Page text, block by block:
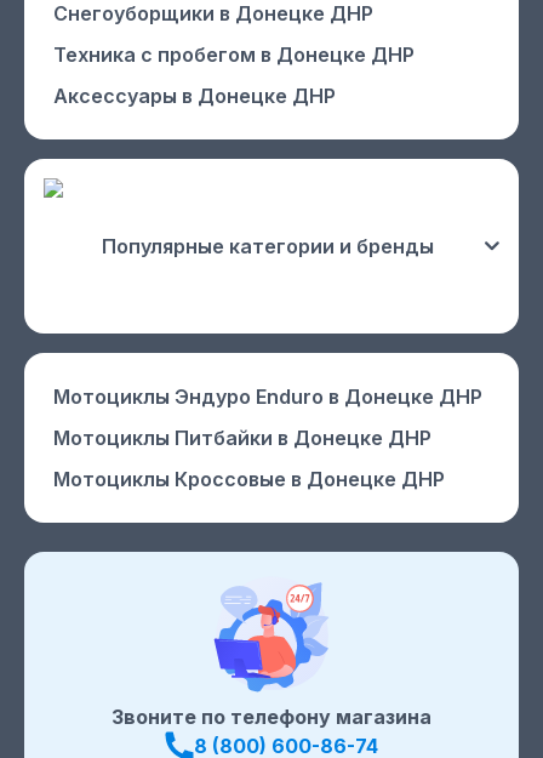
Звоните по телефону магазина
8 (800) 600-86-74
Снегоуборщики в Донецке ДНР
Техника с пробегом в Донецке ДНР
Аксессуары в Донецке ДНР
Популярные категории и бренды
Мотоциклы Эндуро Enduro в Донецке ДНР
Мотоциклы Питбайки в Донецке ДНР
Мотоциклы Кроссовые в Донецке ДНР